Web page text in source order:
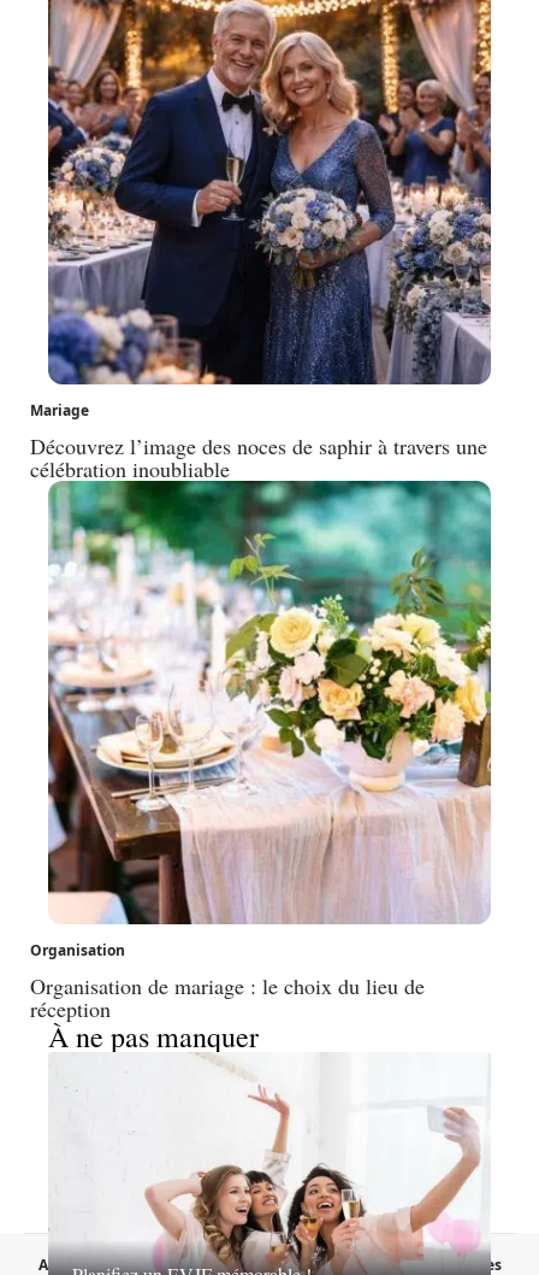
Mariage
Découvrez l’image des noces de saphir à travers une
célébration inoubliable
Organisation
Organisation de mariage : le choix du lieu de
réception
À ne pas manquer
A propos Contact Proposer un article Mentions légales